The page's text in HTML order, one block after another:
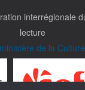
interrégionale
lecture
ministère de la Culture